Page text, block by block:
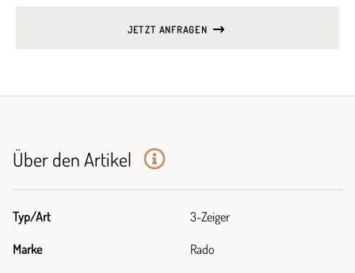
JETZT ANFRAGEN
Über den Artikel
Typ/Art 3-Zeiger
Marke Rado